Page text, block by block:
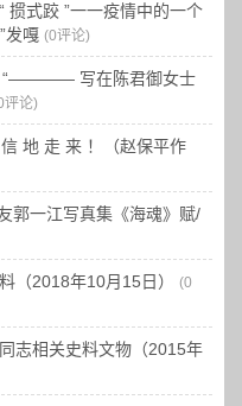
掼式跤 ”一一疫情中的一个
发嘎 (0评论)
“———— 写在陈君御女士
评论)
地 走 来 ！（赵保平作
一江写真集《海魂》赋/
（2018年10月15日）
(0
志相关史料文物（2015年